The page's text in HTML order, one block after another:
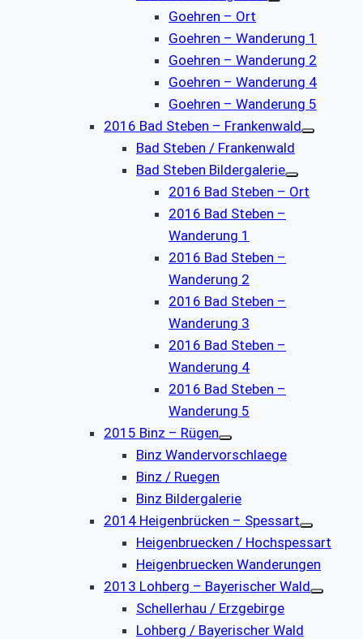
Goehren – Ort
Goehren – Wanderung 1
Goehren – Wanderung 2
Goehren – Wanderung 4
Goehren – Wanderung 5
2016 Bad Steben – Frankenwald
Bad Steben / Frankenwald
Bad Steben Bildergalerie
2016 Bad Steben – Ort
2016 Bad Steben –
Wanderung 1
2016 Bad Steben –
Wanderung 2
2016 Bad Steben –
Wanderung 3
2016 Bad Steben –
Wanderung 4
2016 Bad Steben –
Wanderung 5
2015 Binz – Rügen
Binz Wandervorschlaege
Binz / Ruegen
Binz Bildergalerie
2014 Heigenbrücken – Spessart
Heigenbruecken / Hochspessart
Heigenbruecken Wanderungen
2013 Lohberg – Bayerischer Wald
Schellerhau / Erzgebirge
Lohberg / Bayerischer Wald